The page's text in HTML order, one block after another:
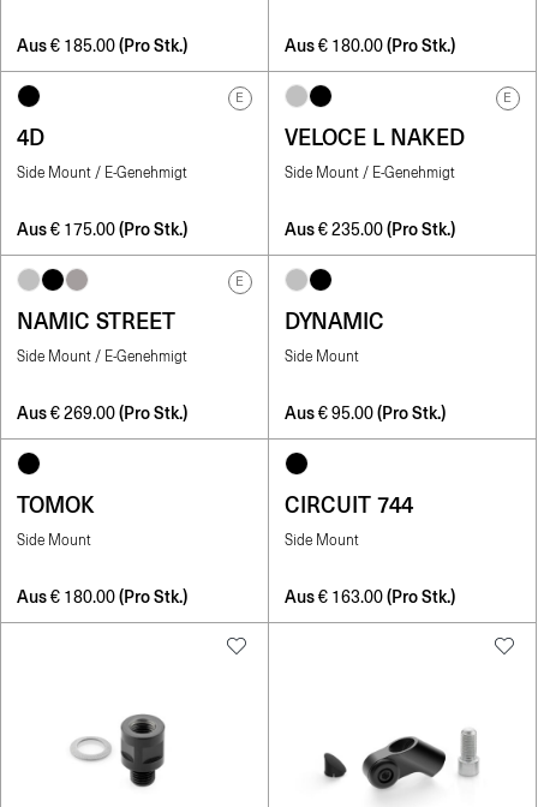
Aus € 185.00 (Pro Stk.) Aus € 180.00 (Pro Stk.)
E
4D
Side Mount / E-Genehmigt
Aus € 175.00 (Pro Stk.)
E
VELOCE L NAKED
Side Mount / E-Genehmigt
Aus €235.00 (Pro Stk.)
E
NAMIC STREET
Side Mount / E-Genehmigt
Aus €269.00 (Pro Stk.)
DYNAMIC
Side Mount
Aus €95.00 (Pro Stk.)
TOMOK
Side Mount
Aus € 180.00 (Pro Stk.)
CIRCUIT 744
Side Mount
Aus € 163.00 (Pro Stk.)